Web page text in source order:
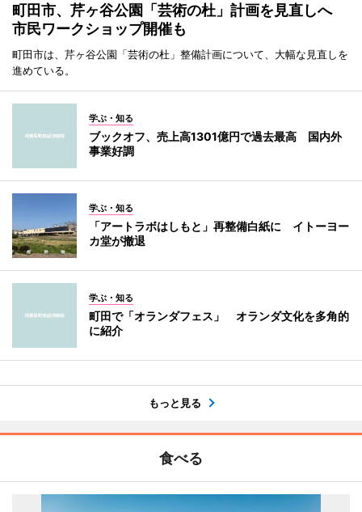
町田市、芹ヶ谷公園「芸術の杜」計画を見直しへ
市民ワークショップ開催も
町田市は、芹ヶ谷公園「芸術の杜」整備計画について、大幅な見直しを
進めている。
学ぶ・知る
ブックオフ、売上高1301億円で過去最高 国内外
事業好調
学ぶ・知る
「アートラボはしもと」再整備白紙に イトーヨー
カ堂が撤退
学ぶ・知る
町田で「オランダフェス」 オランダ文化を多角的
に紹介
もっと見る
食べる